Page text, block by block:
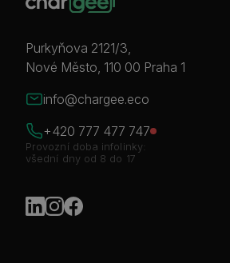
Purkyňova 2121/3,
Nové Město, 110 00 Praha 1
info@chargee.eco
+420 777 477 747
Provozní doba infolinky:
všední dny od 8 do 17